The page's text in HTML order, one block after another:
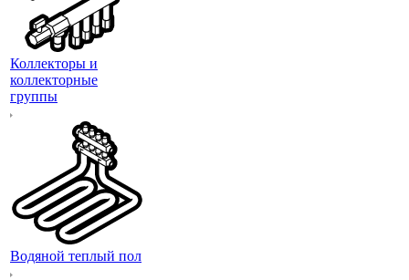
Коллекторы и
коллекторные
группы
Водяной теплый пол